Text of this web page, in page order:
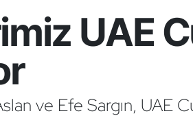
UAE
ve Efe Sargın, UAE